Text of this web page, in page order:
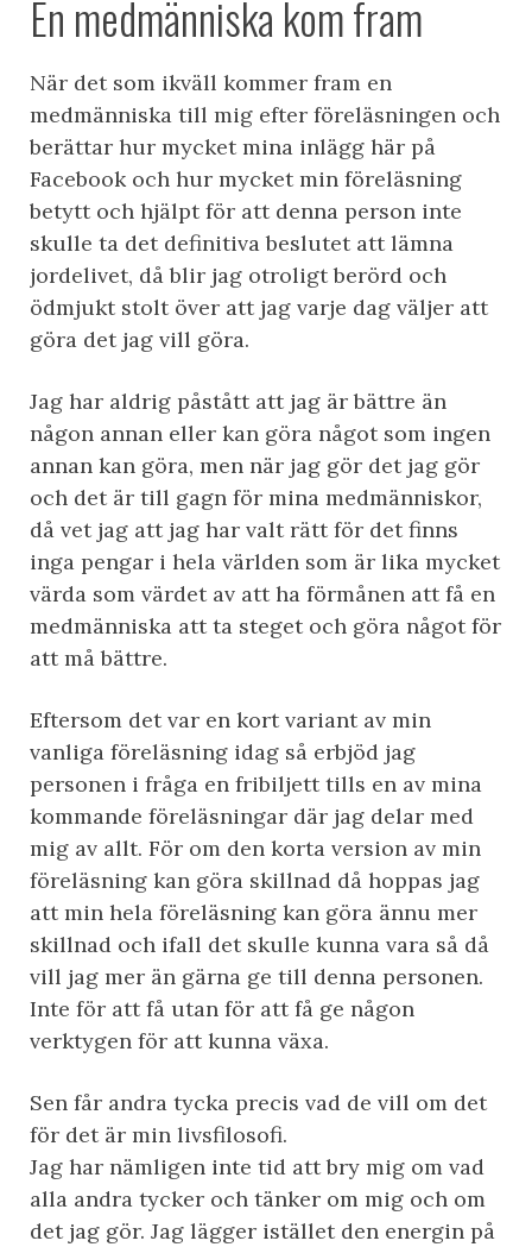
En medmänniska kom fram
När det som ikväll kommer fram en
medmänniska till mig efter föreläsningen och
berättar hur mycket mina inlägg här på
Facebook och hur mycket min föreläsning
betytt och hjälpt för att denna person inte
skulle ta det definitiva beslutet att lämna
jordelivet, då blir jag otroligt berörd och
ödmjukt stolt över att jag varje dag väljer att
göra det jag vill göra.
Jag har aldrig påstått att jag är bättre än
någon annan eller kan göra något som ingen
annan kan göra, men när jag gör det jag gör
och det är till gagn för mina medmänniskor,
då vet jag att jag har valt rätt för det finns
inga pengar i hela världen som är lika mycket
värda som värdet av att ha förmånen att få en
medmänniska att ta steget och göra något för
att må bättre.
Eftersom det var en kort variant av min
vanliga föreläsning idag så erbjöd jag
personen i fråga en fribiljett tills en av mina
kommande föreläsningar där jag delar med
mig av allt. För om den korta version av min
föreläsning kan göra skillnad då hoppas jag
att min hela föreläsning kan göra ännu mer
skillnad och ifall det skulle kunna vara så då
vill jag mer än gärna ge till denna personen.
Inte för att få utan för att få ge någon
verktygen för att kunna växa.
Sen får andra tycka precis vad de vill om det
för det är min livsfilosofi.
Jag har nämligen inte tid att bry mig om vad
alla andra tycker och tänker om mig och om
det jag gör. Jag lägger istället den energin på